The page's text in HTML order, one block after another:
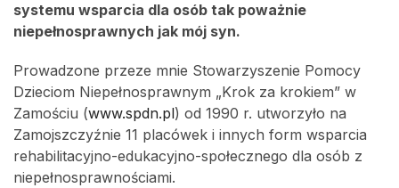
systemu wsparcia dla osób tak poważnie
niepełnosprawnych jak mój syn.
Prowadzone przeze mnie Stowarzyszenie Pomocy
Dzieciom Niepełnosprawnym „Krok za krokiem” w
Zamościu (www.spdn.pl) od 1990 r. utworzyło na
Zamojszczyźnie 11 placówek i innych form wsparcia
rehabilitacyjno-edukacyjno-społecznego dla osób z
niepełnosprawnościami.